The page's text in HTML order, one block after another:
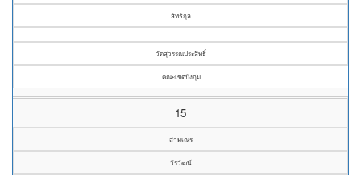
สิทธิกุล
วัดสุวรรณประสิทธิ์
คณะเขตบึงกุ่ม
15
สามเณร
วีรวัฒน์